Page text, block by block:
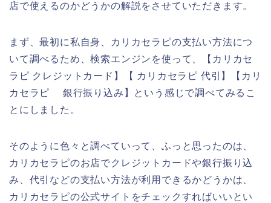
店で使えるのかどうかの解説をさせていただきます。
まず、最初に私自身、カリカセラピの支払い方法につ
いて調べるため、検索エンジンを使って、【カリカセ
ラピ クレジットカード】【 カリカセラピ 代引】【カリ
カセラピ 銀行振り込み】という感じで調べてみるこ
とにしました。
そのように色々と調べていって、ふっと思ったのは、
カリカセラピのお店でクレジットカードや銀行振り込
み、代引などの支払い方法が利用できるかどうかは、
カリカセラピの公式サイトをチェックすればいいとい